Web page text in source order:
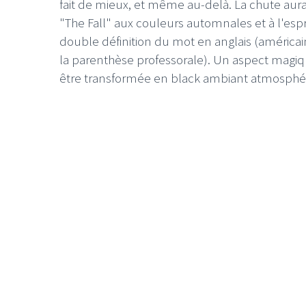
fait de mieux, et même au-delà. La chute
"The Fall" aux couleurs automnales et à
double définition du mot en anglais
la parenthèse professorale). Un aspect
être transformée en black ambiant